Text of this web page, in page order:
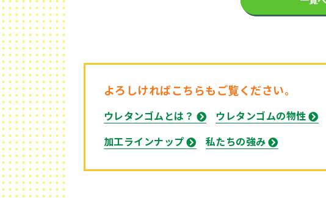
よろしければこちらもご覧ください。
ウレタンゴムとは？ ウレタンゴムの物性
加工ラインナップ
私たちの強み